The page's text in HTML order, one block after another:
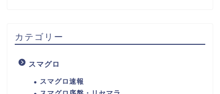
カテゴリー
スマグロ
スマグロ速報